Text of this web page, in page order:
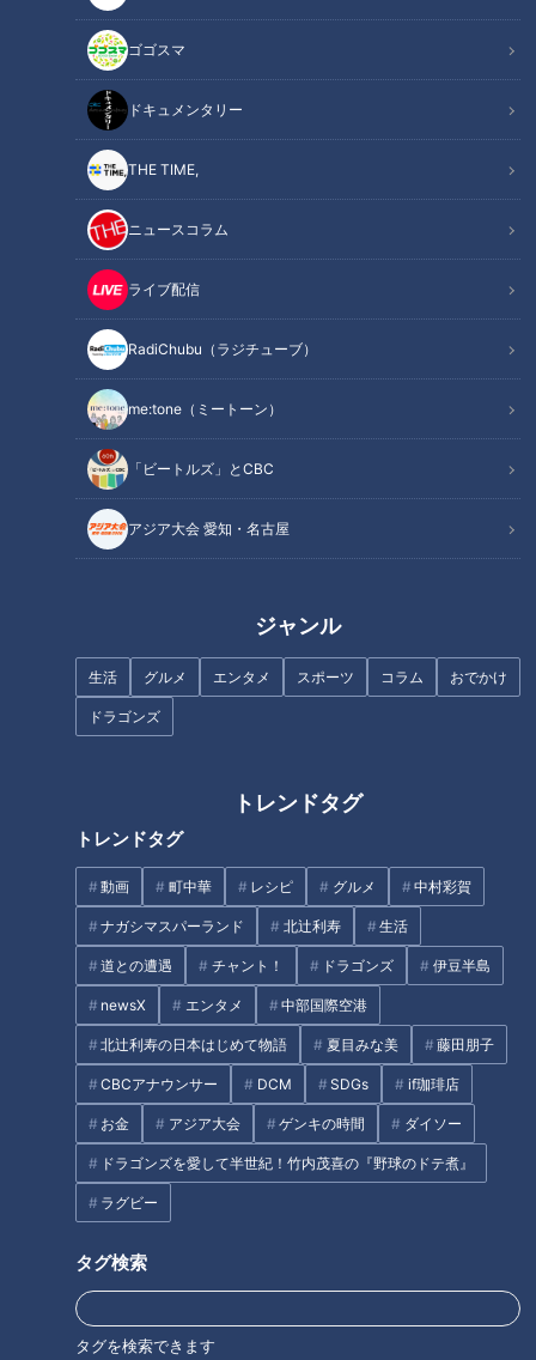
ゴゴスマ
ドキュメンタリー
THE TIME,
ニュースコラム
ライブ配信
RadiChubu（ラジチューブ）
me:tone（ミートーン）
「ビートルズ」とCBC
アジア大会 愛知・名古屋
ジャンル
生活 グルメ エンタメ スポーツ コラム おでかけ
ドラゴンズ
トレンドタグ
トレンドタグ
動画 町中華 レシピ グルメ 中村彩賀
ナガシマスパーランド 北辻利寿 生活
道との遭遇 チャント！ ドラゴンズ 伊豆半島
newsX エンタメ 中部国際空港
北辻利寿の日本はじめて物語 夏目みな美 藤田朋子
CBCアナウンサー DCM SDGs if珈琲店
お金 アジア大会 ゲンキの時間 ダイソー
ドラゴンズを愛して半世紀！竹内茂喜の『野球のドテ煮』
ラグビー
タグ検索
タグを検索できます
天敵攻略！強竜打線復活の黄金週間
清水達也、自己評価「3」
勝野昌慶、自己評価「2」
山本拓実、自己評価「3」
梅津晃大、自己評価「5」
広島3連戦はまさに天王山の戦い
オススメ関連コンテンツ
天敵攻略！強竜打線復活の黄金週間
季節はずれのゴールデンウィークが突然やってきたと言って良
いだろう。ここにきて首位ジャイアンツ、2位ベイスターズは
連続3タテの6連勝！これまで何度挑んでも抑えられてきた菅
野、平良を攻略しての勝利にさぞかし多くのドラゴンズファン
は溜飲を下げたことだろう。それだけ先週の戦いぶりは痛快そ
のものだった。この連勝で風前の灯と化していたCS進出も現
今季のドラゴンズ。しかし今度こそ強さは本物だ。セ界一の頼
もしい打撃陣はもちろん、ここにきて安定した先発陣が試合を
しっかり形成している。投打のバランスが今季最高レベルまで
に上がっているように感じられる。
若手とベテランの融合が好調のチームを作り上げている。特に
注目なのは若手投手陣。今週のサンドラはまだシーズン途中で
はあるが、4人の先発勝利経験者に自己評価、5段階の通信簿
をつけてもらった。
清水達也、自己評価「3」
「サンデードラゴンズ」より清水達也投手(c)CBCテレビ